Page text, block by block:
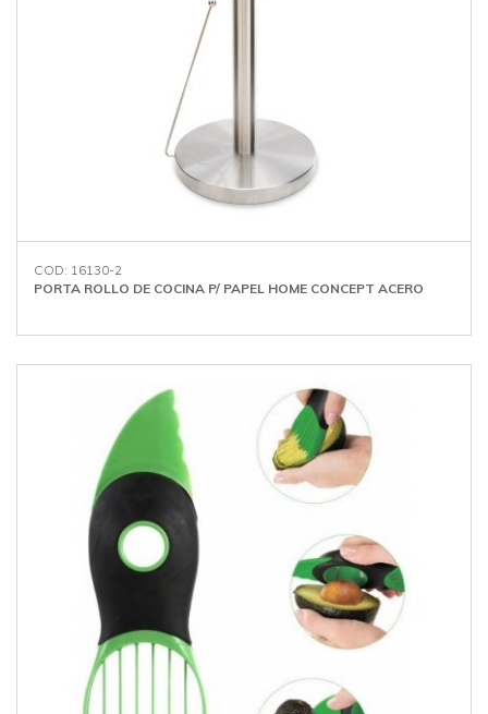
COD: 16130-2
PORTA ROLLO DE COCINA P/ PAPEL HOME CONCEPT ACERO